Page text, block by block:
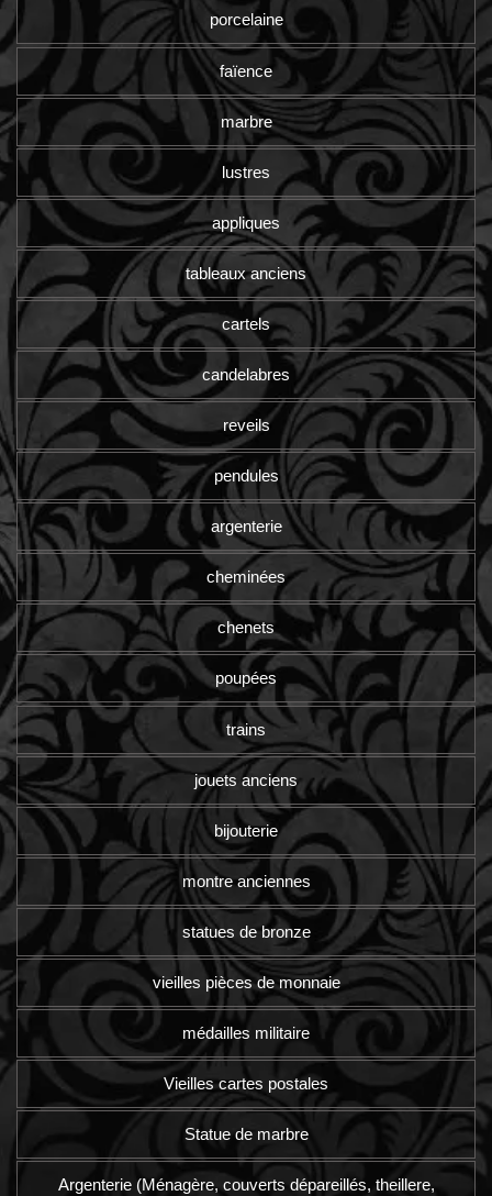
porcelaine
faïence
marbre
lustres
appliques
tableaux anciens
cartels
candelabres
reveils
pendules
argenterie
cheminées
chenets
poupées
trains
jouets anciens
bijouterie
montre anciennes
statues de bronze
vieilles pièces de monnaie
médailles militaire
Vieilles cartes postales
Statue de marbre
Argenterie (Ménagère, couverts dépareillés, theillere,